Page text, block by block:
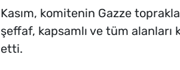
Kasım, komitenin Gazze
şeffaf, kapsamlı ve tüm alanları
etti.